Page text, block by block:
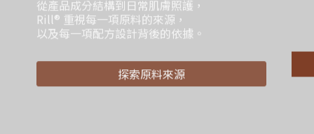
品成分結構到日常肌膚照護，
重視每一項原料的來源，
每一項配方設計背後的依據。
探索原料來源
觀察配方與肌膚相處時的反應，
讓日常使用的安心有所依循。
了解安心的依循